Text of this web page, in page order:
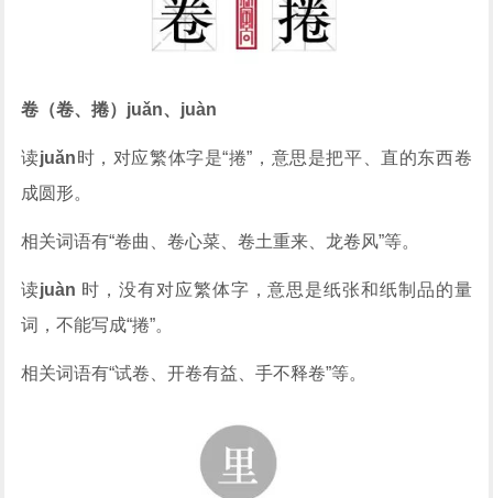
卷（卷、捲）juǎn、juàn
读juǎn时，对应繁体字是“捲”，意思是把平、直的东西卷
成圆形。
相关词语有“卷曲、卷心菜、卷土重来、龙卷风”等。
读juàn 时，没有对应繁体字，意思是纸张和纸制品的量
词，不能写成“捲”。
相关词语有“试卷、开卷有益、手不释卷”等。